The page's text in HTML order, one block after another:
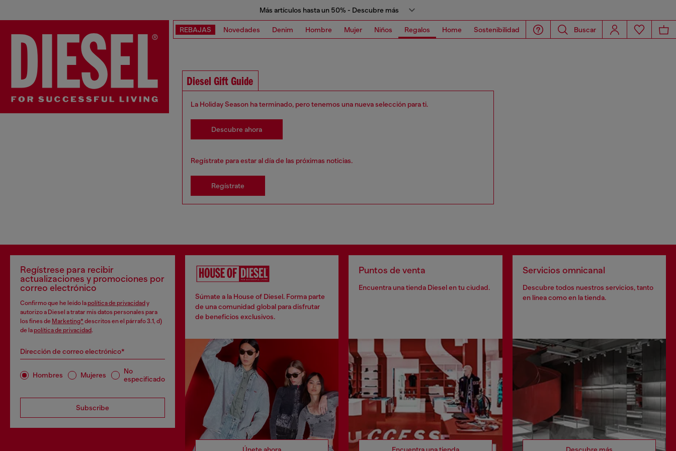
Más artículos hasta un 50% - Descubre más
REBAJAS Novedades Denim Hombre Mujer Niños Regalos Home Sostenibilidad Buscar
Diesel Gift Guide
La Holiday Season ha terminado, pero tenemos una nueva selección para ti.
Descubre ahora
Regístrate para estar al día de las próximas noticias.
Regístrate
Regístrese para recibir
actualizaciones y promociones por
correo electrónico
Confirmo que he leído lapolítica de privacidad y
autorizo a Diesel a tratar mis datos personales para
los fines de Marketing* descritos en el párrafo 3.1, d)
de lapolítica de privacidad.
Dirección de correo electrónico*
Hombres Mujeres
No
especificado
Subscribe
Súmate a la House of Diesel. Forma parte
de una comunidad global para disfrutar
de beneficios exclusivos.
Puntos de venta
Encuentra una tienda Diesel en tu ciudad.
Servicios omnicanal
Descubre todos nuestros servicios, tanto
en línea como en la tienda.